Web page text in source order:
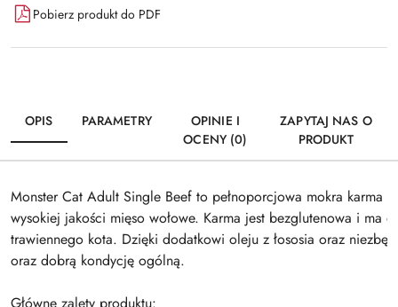
Pobierz produkt do PDF
OPIS PARAMETRY
OPINIE I
OCENY (0)
ZAPYTAJ NAS O
PRODUKT
Monster Cat Adult Single Beef to pełnoporcjowa mokra karma
wysokiej jakości mięso wołowe. Karma jest bezglutenowa i
trawiennego kota. Dzięki dodatkowi oleju z łososia oraz
oraz dobrą kondycję ogólną.